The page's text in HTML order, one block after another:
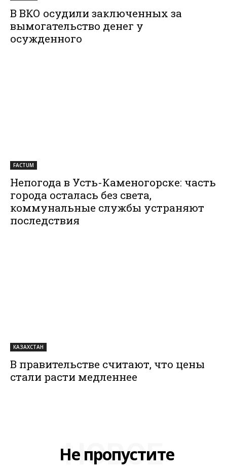
В ВКО осудили заключенных за
вымогательство денег у
осужденного
FACTUM
Непогода в Усть-Каменогорске: часть
города осталась без света,
коммунальные службы устраняют
последствия
КАЗАХСТАН
В правительстве считают, что цены
стали расти медленнее
Не пропустите
НОВОЕ